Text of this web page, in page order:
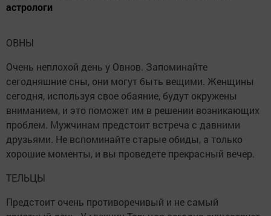
астрологи
ОВНЫ
Очень неплохой день у Овнов. Запоминайте
сегодняшние сны, они могут быть вещими. Женщины
сегодня, используя свое обаяние, будут окружены
вниманием, и это поможет им в решении возникающих
проблем. Мужчинам предстоит встреча с давними
друзьями. Не вспоминайте старые обиды, а только
хорошие моменты, и вы проведете прекрасный вечер.
ТЕЛЬЦЫ
Предстоит очень противоречивый и не самый